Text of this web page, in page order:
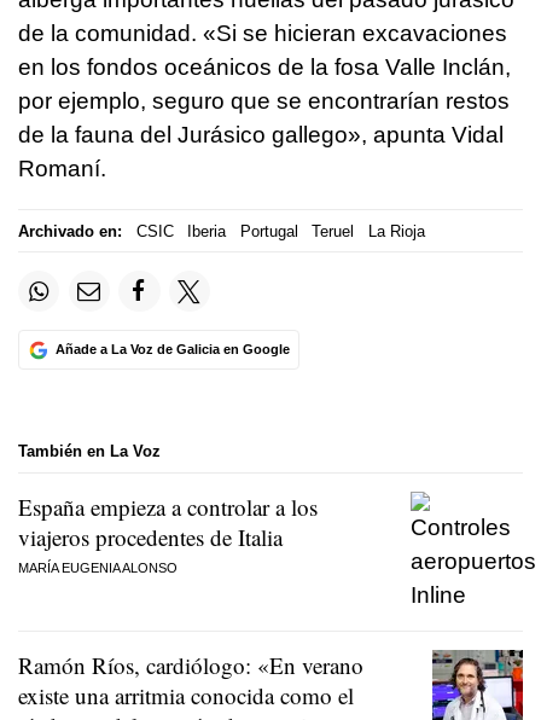
de la comunidad. «Si se hicieran excavaciones
en los fondos oceánicos de la fosa Valle Inclán,
por ejemplo, seguro que se encontrarían restos
de la fauna del Jurásico gallego», apunta Vidal
Romaní.
Archivado en: CSIC Iberia Portugal Teruel La Rioja
Añade a La Voz de Galicia en Google
También en La Voz
España empieza a controlar a los
viajeros procedentes de Italia
MARÍA EUGENIA ALONSO
Ramón Ríos, cardiólogo: «En verano
existe una arritmia conocida como el